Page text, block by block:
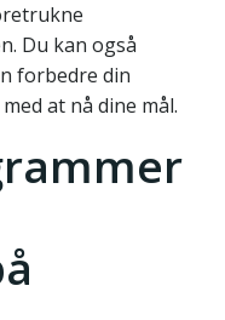
Du kan også
forbedre din
at nå dine mål.